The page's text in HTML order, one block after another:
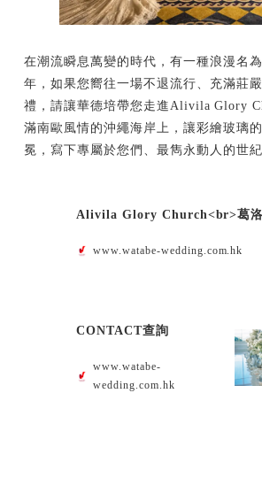
在潮流瞬息萬變的時代，有一種浪漫名
年，如果您嚮往一場不退流行、充滿莊
禮，請讓華德培帶您走進Alivila Glory
滿南歐風情的沖繩海岸上，讓彩繪玻璃
冕，寫下專屬於您們、最雋永動人的世紀
Alivila Glory Church<br>葛
www.watabe-wedding.com.hk
CONTACT查詢
www.watabe-
wedding.com.hk